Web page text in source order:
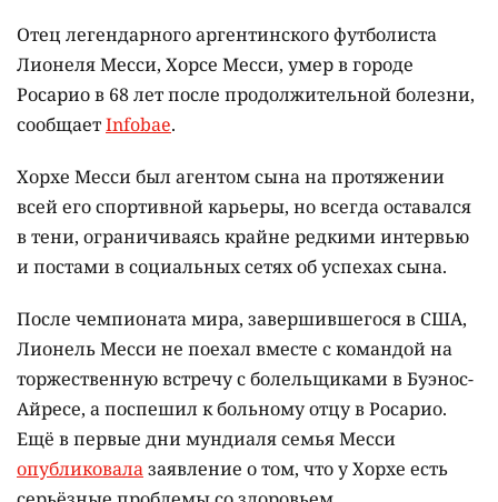
Отец легендарного аргентинского футболиста
Лионеля Месси, Хорсе Месси, умер в городе
Росарио в 68 лет после продолжительной болезни,
сообщаетInfobae.
Хорхе Месси был агентом сына на протяжении
всей его спортивной карьеры, но всегда оставался
в тени, ограничиваясь крайне редкими интервью
и постами в социальных сетях об успехах сына.
После чемпионата мира, завершившегося в США,
Лионель Месси не поехал вместе с командой на
торжественную встречу с болельщиками в Буэнос-
Айресе, а поспешил к больному отцу в Росарио.
Ещё в первые дни мундиаля семья Месси
опубликовалазаявление о том, что у Хорхе есть